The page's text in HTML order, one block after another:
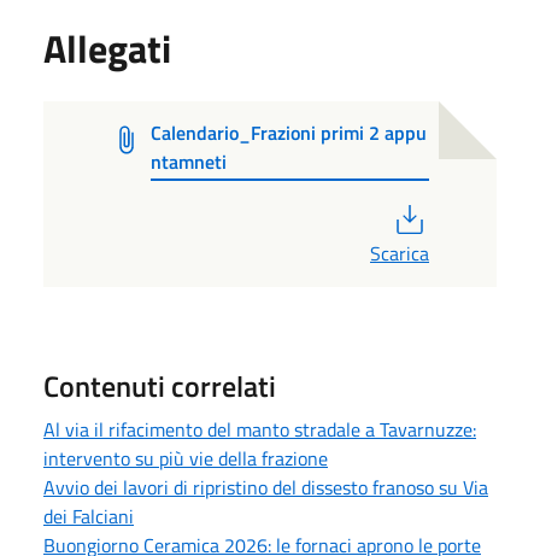
Allegati
Calendario_Frazioni primi 2 appu
ntamneti
Scarica
Contenuti correlati
Al via il rifacimento del manto stradale a Tavarnuzze:
intervento su più vie della frazione
Avvio dei lavori di ripristino del dissesto franoso su Via
dei Falciani
Buongiorno Ceramica 2026: le fornaci aprono le porte